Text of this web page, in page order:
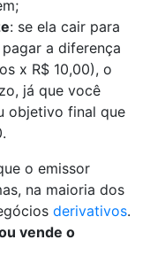
: se ela cair para
a diferença
x R$ 10,00), o
já que você
objetivo final que
o emissor
na maioria dos
derivativos.
vende o